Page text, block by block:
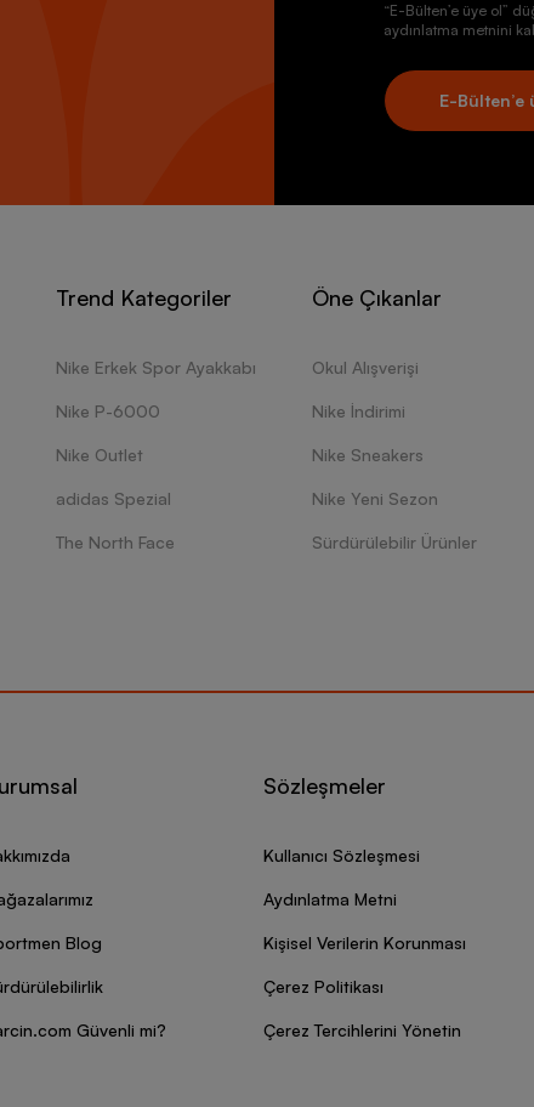
“E-Bülten’e üye ol”
aydınlatma metnini
E-Bülten’e
Trend Kategoriler
Nike Erkek Spor Ayakkabı
Nike P-6000
Nike Outlet
adidas Spezial
The North Face
Öne Çıkanlar
Okul Alışverişi
Nike İndirimi
Nike Sneakers
Nike Yeni Sezon
Sürdürülebilir Ürünler
Blog
Güvenli mi?
Sözleşmeler
Kullanıcı Sözleşmesi
Aydınlatma Metni
Kişisel Verilerin Korunması
Çerez Politikası
Çerez Tercihlerini Yönetin